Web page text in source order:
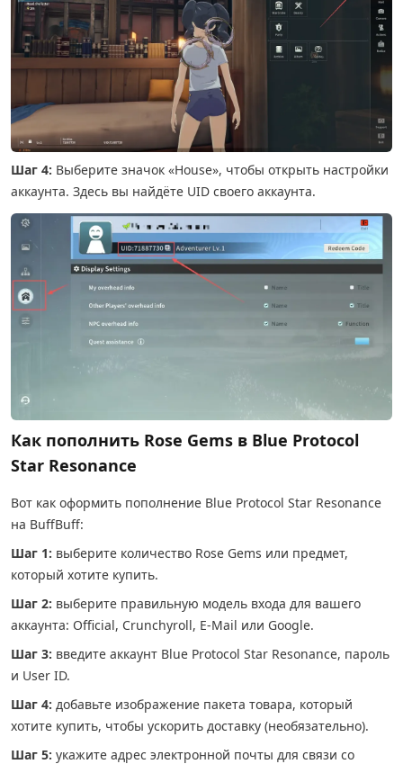
Шаг 4: Выберите значок «House», чтобы открыть настройки
аккаунта. Здесь вы найдёте UID своего аккаунта.
Как пополнить Rose Gems в Blue Protocol
Star Resonance
Вот как оформить пополнение Blue Protocol Star Resonance
на BuffBuff:
Шаг 1: выберите количество Rose Gems или предмет,
который хотите купить.
Шаг 2: выберите правильную модель входа для вашего
аккаунта: Official, Crunchyroll, E-Mail или Google.
Шаг 3: введите аккаунт Blue Protocol Star Resonance, пароль
и User ID.
Шаг 4: добавьте изображение пакета товара, который
хотите купить, чтобы ускорить доставку (необязательно).
Шаг 5: укажите адрес электронной почты для связи со